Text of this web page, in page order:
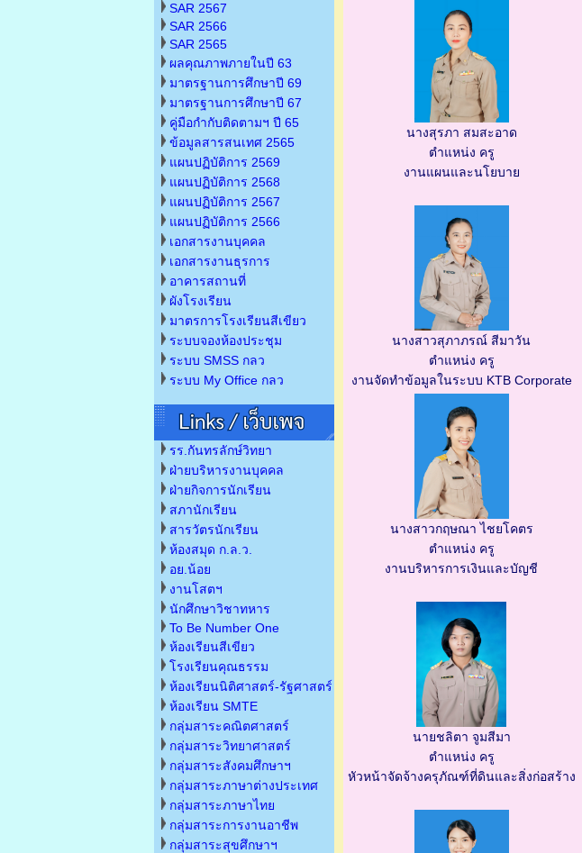
SAR 2567
SAR 2566
SAR 2565
ผลคุณภาพภายในปี 63
มาตรฐานการศึกษาปี 69
มาตรฐานการศึกษาปี 67
คู่มือกำกับติดตามฯ ปี 65
ข้อมูลสารสนเทศ 2565
แผนปฏิบัติการ 2569
แผนปฏิบัติการ 2568
แผนปฏิบัติการ 2567
แผนปฏิบัติการ 2566
เอกสารงานบุคคล
เอกสารงานธุรการ
อาคารสถานที่
ผังโรงเรียน
มาตรการโรงเรียนสีเขียว
ระบบจองห้องประชุม
ระบบ SMSS กลว
ระบบ My Office กลว
รร.กันทรลักษ์วิทยา
ฝ่ายบริหารงานบุคคล
ฝ่ายกิจการนักเรียน
สภานักเรียน
สารวัตรนักเรียน
ห้องสมุด ก.ล.ว.
อย.น้อย
งานโสตฯ
นักศึกษาวิชาทหาร
To Be Number One
ห้องเรียนสีเขียว
โรงเรียนคุณธรรม
ห้องเรียนนิติศาสตร์-รัฐศาสตร์
ห้องเรียน SMTE
กลุ่มสาระคณิตศาสตร์
กลุ่มสาระวิทยาศาสตร์
กลุ่มสาระสังคมศึกษาฯ
กลุ่มสาระภาษาต่างประเทศ
กลุ่มสาระภาษาไทย
กลุ่มสาระการงานอาชีพ
กลุ่มสาระสุขศึกษาฯ
นางสุรภา สมสะอาด
ตำแหน่ง ครู
งานแผนและนโยบาย
นางสาวสุภาภรณ์ สีมาวัน
ตำแหน่ง ครู
งานจัดทำข้อมูลในระบบ KTB Corporate
นางสาวกฤษณา ไชยโคตร
ตำแหน่ง ครู
งานบริหารการเงินและบัญชี
นายชลิตา จูมสีมา
ตำแหน่ง ครู
หัวหน้าจัดจ้างครุภัณฑ์ที่ดินและสิ่งก่อสร้าง